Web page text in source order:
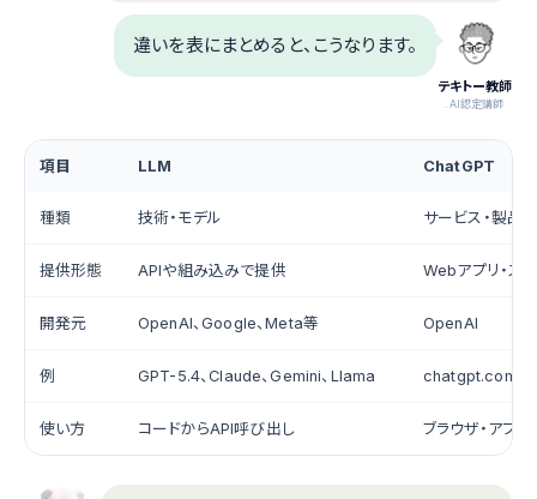
テキトー教師
.AI認定講師
違いを表にまとめると、こうなります。
項目 LLM ChatGPT
種類 技術・モデル サービス・製品
提供形態 APIや組み込みで提供 Webアプリ・ス
開発元 OpenAI、Google、Meta等 OpenAI
例 GPT-5.4、Claude、Gemini、Llama chatgpt.com、
使い方 コードからAPI呼び出し ブラウザ・アプ